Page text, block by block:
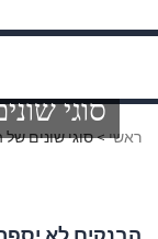
ראשי>סוגי שונים של
סוגי